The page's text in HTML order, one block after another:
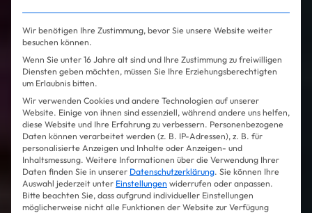
Wir benötigen Ihre Zustimmung, bevor Sie unsere Website weiter
besuchen können.
Wenn Sie unter 16 Jahre alt sind und Ihre Zustimmung zu freiwilligen
Diensten geben möchten, müssen Sie Ihre Erziehungsberechtigten
um Erlaubnis bitten.
Wir verwenden Cookies und andere Technologien auf unserer
Website. Einige von ihnen sind essenziell, während andere uns helfen,
diese Website und Ihre Erfahrung zu verbessern. Personenbezogene
Daten können verarbeitet werden (z. B. IP-Adressen), z. B. für
personalisierte Anzeigen und Inhalte oder Anzeigen- und
Inhaltsmessung. Weitere Informationen über die Verwendung Ihrer
Daten finden Sie in unserer Datenschutzerklärung. Sie können Ihre
Auswahl jederzeit unter Einstellungen widerrufen oder anpassen.
Bitte beachten Sie, dass aufgrund individueller Einstellungen
möglicherweise nicht alle Funktionen der Website zur Verfügung